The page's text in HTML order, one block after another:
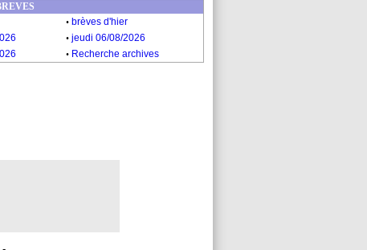
. brèves d'hier
. jeudi 06/08/2026
. Recherche archives